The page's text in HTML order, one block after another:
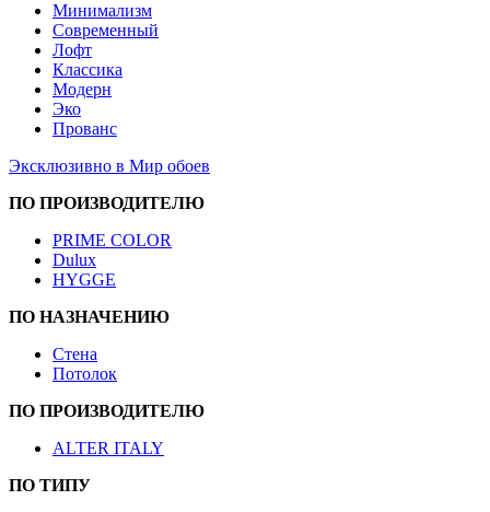
Минимализм
Современный
Лофт
Классика
Модерн
Эко
Прованс
Эксклюзивно в Мир обоев
ПО ПРОИЗВОДИТЕЛЮ
PRIME COLOR
Dulux
HYGGE
ПО НАЗНАЧЕНИЮ
Стена
Потолок
ПО ПРОИЗВОДИТЕЛЮ
ALTER ITALY
ПО ТИПУ